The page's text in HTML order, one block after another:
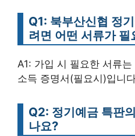
Q1: 북부산신협 정
려면 어떤 서류가 필
A1: 가입 시 필요한 서류
소득 증명서(필요시)입니
Q2: 정기예금 특판
나요?